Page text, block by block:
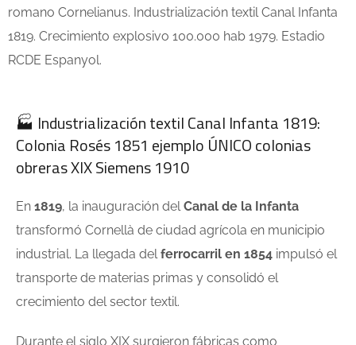
romano Cornelianus. Industrialización textil Canal Infanta
1819. Crecimiento explosivo 100.000 hab 1979. Estadio
RCDE Espanyol.
🏭 Industrialización textil Canal Infanta 1819:
Colonia Rosés 1851 ejemplo ÚNICO colonias
obreras XIX Siemens 1910
En 1819, la inauguración delCanal de la Infanta
transformó Cornellà de ciudad agrícola en municipio
industrial. La llegada delferrocarril en 1854 impulsó el
transporte de materias primas y consolidó el
crecimiento del sector textil.
Durante el siglo XIX surgieron fábricas como